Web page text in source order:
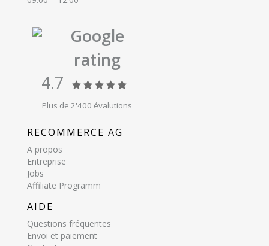
Google
rating
4.7
Plus de 2'400 évalutions
RECOMMERCE AG
A propos
Entreprise
Jobs
Affiliate Programm
AIDE
Questions fréquentes
Envoi et paiement